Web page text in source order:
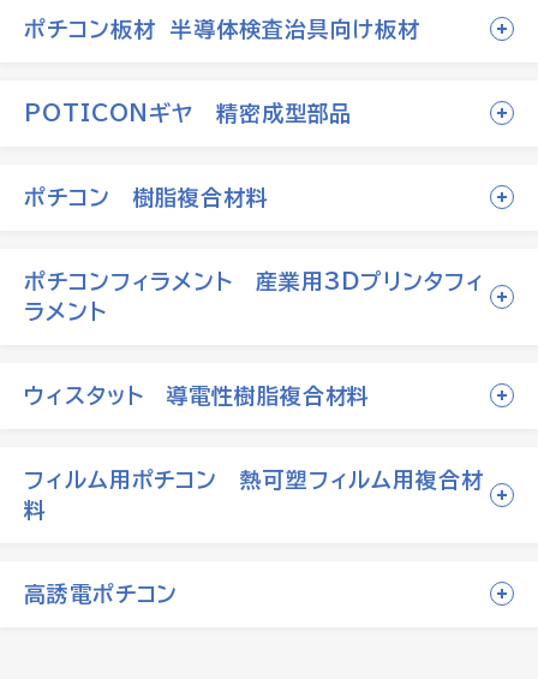
ポチコン板材 半導体検査治具向け板材
POTICONギヤ 精密成型部品
ポチコン 樹脂複合材料
ポチコンフィラメント 産業用3Dプリンタフィ
ラメント
ウィスタット 導電性樹脂複合材料
フィルム用ポチコン 熱可塑フィルム用複合材
料
高誘電ポチコン